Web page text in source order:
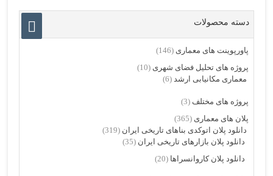
دسته محصولات
پاورپوینت های معماری (146)
پروژه های تحلیل فضای شهری (10)
معماری مکانیابی ارشد (6)
پروژه های مختلف (3)
پلان های معماری (365)
دانلود پلان اتوکدی بناهای تاریخی ایران (319)
دانلود پلان بازارهای تاریخی ایران (35)
دانلود پلان کاروانسراها (20)